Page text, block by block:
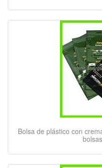
Bolsa de plástico con